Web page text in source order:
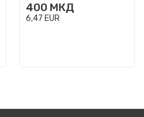
400 МКД
6,47 EUR